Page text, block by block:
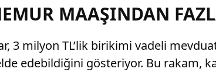
MAAŞINDAN
3 milyon TL’lik birikimi vadeli
edebildiğini gösteriyor. Bu rakam,